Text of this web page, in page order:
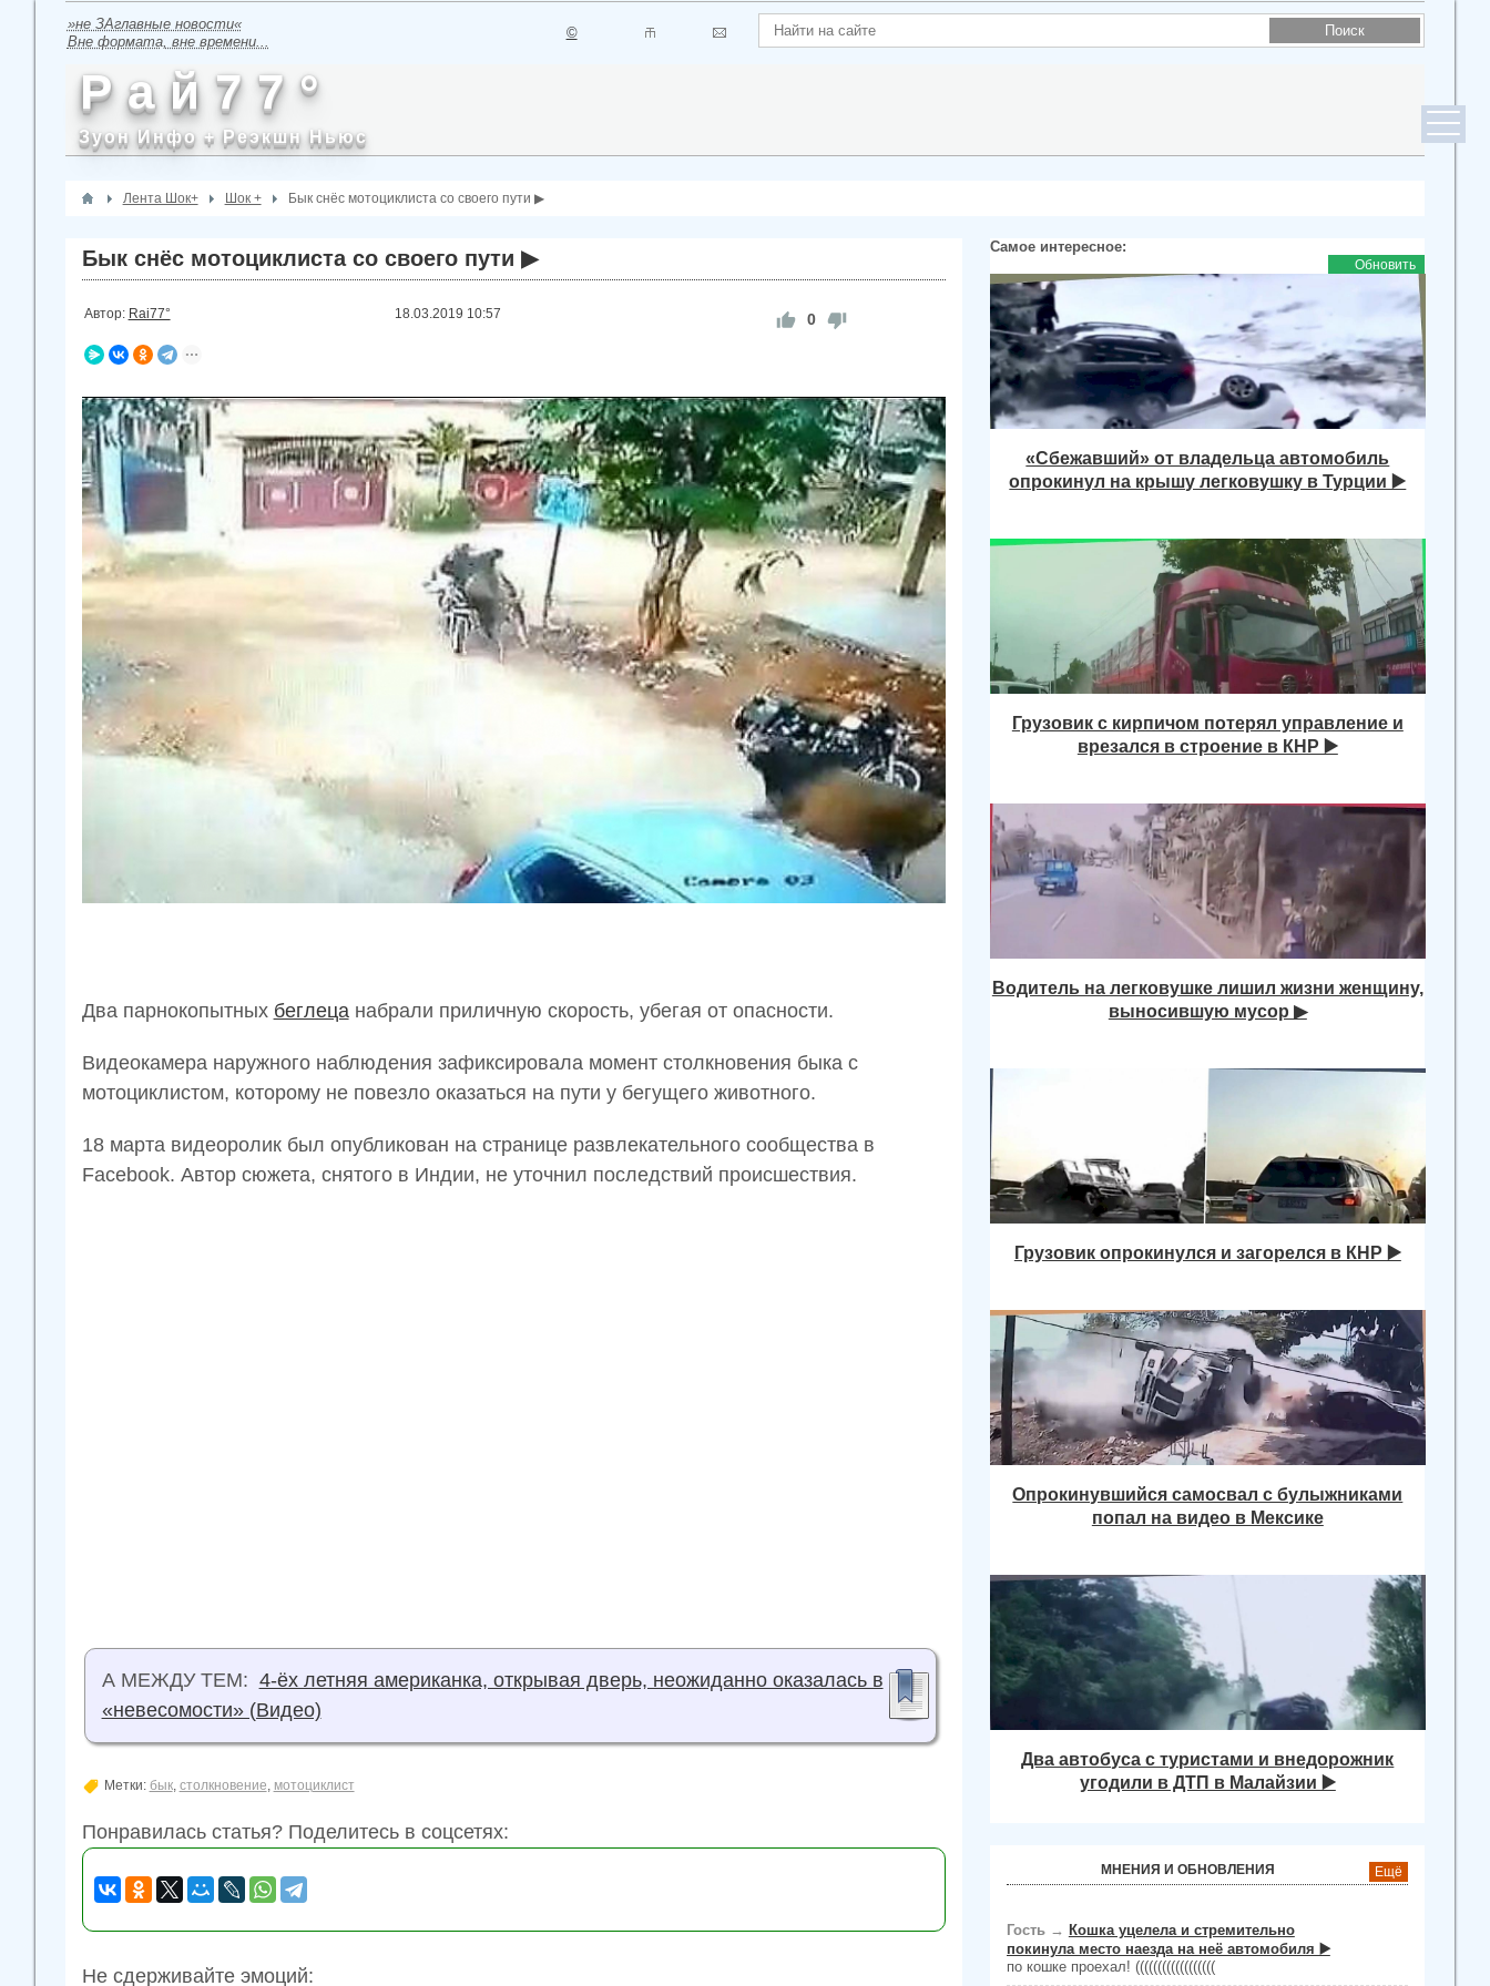
»не ЗАглавные новости«
Вне формата, вне времени...
©
Р а й 7 7 °
Зуон Инфо + Реэкшн Ньюс
Лента Шок+ Шок + Бык снёс мотоциклиста со своего пути ▶
Бык снёс мотоциклиста со своего пути ▶
Автор: Rai77° 18.03.2019 10:57 0
Два парнокопытных беглецанабрали приличную скорость, убегая от опасности.
Видеокамера наружного наблюдения зафиксировала момент столкновения быка с
мотоциклистом, которому не повезло оказаться на пути у бегущего животного.
18 марта видеоролик был опубликован на странице развлекательного сообщества в
Fасеbооk. Автор сюжета, снятого в Индии, не уточнил последствий происшествия.
А МЕЖДУ ТЕМ: 4-ёх летняя американка, открывая дверь, неожиданно оказалась в
«невесомости» (Видео)
Метки: бык, столкновение, мотоциклист
Понравилась статья? Поделитесь в соцсетях:
Не сдерживайте эмоций:
Самое интересное:
Обновить
«Сбежавший» от владельца автомобиль
опрокинул на крышу легковушку в Турции ▶️
Грузовик с кирпичом потерял управление и
врезался в строение в КНР ▶️
Водитель на легковушке лишил жизни женщину,
выносившую мусор ▶
Грузовик опрокинулся и загорелся в КНР ▶️
Опрокинувшийся самосвал с булыжниками
попал на видео в Мексике
Два автобуса с туристами и внедорожник
угодили в ДТП в Малайзии ▶️
МНЕНИЯ И ОБНОВЛЕНИЯ Ещё
Гость → Кошка уцелела и стремительно
покинула место наезда на неё автомобиля ▶️
по кошке проехал! ((((((((((((((((((